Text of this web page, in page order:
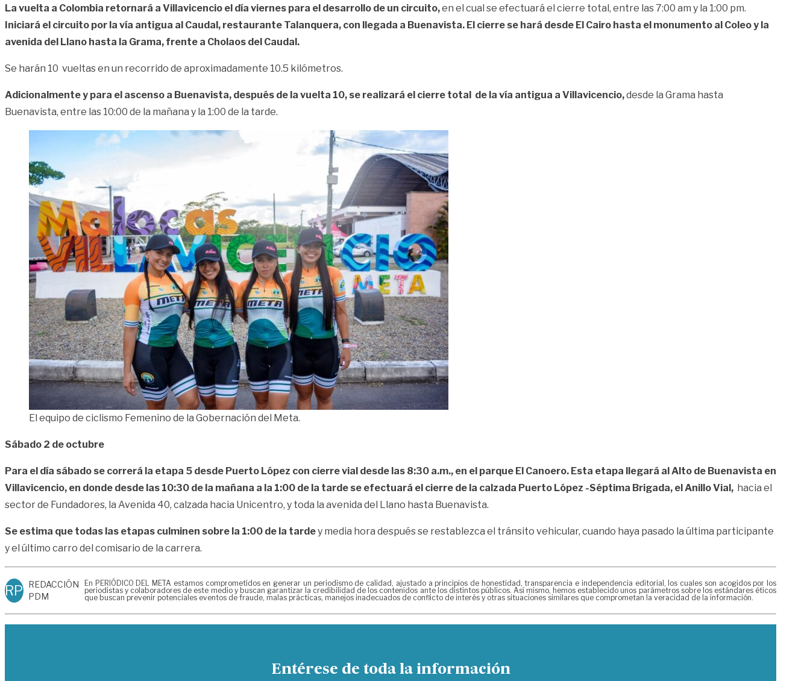
La vuelta a Colombia retornará a Villavicencio el día viernes para el desarrollo de un circuito,en el cual se efectuará el cierre total, entre las 7:00 am y la 1:00 pm.
Iniciará el circuito por la vía antigua al Caudal, restaurante Talanquera, con llegada a Buenavista. El cierre se hará desde El Cairo hasta el monumento al Coleo y la
avenida del Llano hasta la Grama, frente a Cholaos del Caudal.
Se harán 10 vueltas en un recorrido de aproximadamente 10.5 kilómetros.
Adicionalmente y para el ascenso a Buenavista, después de la vuelta 10, se realizará el cierre total de la vía antigua a Villavicencio,desde la Grama hasta
Buenavista, entre las 10:00 de la mañana y la 1:00 de la tarde.
El equipo de ciclismo Femenino de la Gobernación del Meta.
Sábado 2 de octubre
Para el día sábado se correrá la etapa 5 desde Puerto López con cierre vial desde las 8:30 a.m., en el parque El Canoero. Esta etapa llegará al Alto de Buenavista en
Villavicencio, en donde desde las 10:30 de la mañana a la 1:00 de la tarde se efectuará el cierre de la calzada Puerto López -Séptima Brigada, el Anillo Vial, hacia el
sector de Fundadores, la Avenida 40, calzada hacia Unicentro, y toda la avenida del Llano hasta Buenavista.
Se estima que todas las etapas culminen sobre la 1:00 de la tardey media hora después se restablezca el tránsito vehicular, cuando haya pasado la última participante
y el último carro del comisario de la carrera.
RP REDACCIÓN
PDM
En PERIÓDICO DEL META estamos comprometidos en generar un periodismo de calidad, ajustado a principios de honestidad, transparencia e independencia editorial, los cuales son acogidos por los
periodistas y colaboradores de este medio y buscan garantizar la credibilidad de los contenidos ante los distintos públicos. Así mismo, hemos establecido unos parámetros sobre los estándares éticos
que buscan prevenir potenciales eventos de fraude, malas prácticas, manejos inadecuados de conflicto de interés y otras situaciones similares que comprometan la veracidad de la información.
Entérese de toda la información